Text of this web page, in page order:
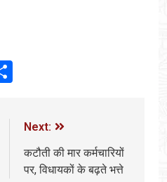
Next:
कटौती की मार कर्मचारियों
पर, विधायकों के बढ़ते भत्ते